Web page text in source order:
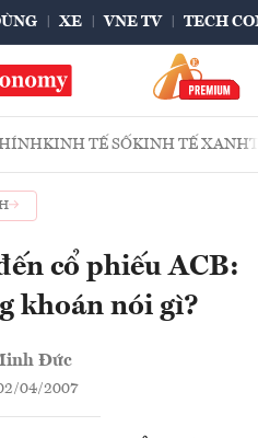
XE VNE TV TECH
KINH TẾ SỐKINH TẾ XANH
cổ phiếu ACB:
khoán nói gì?
Đức
04/2007